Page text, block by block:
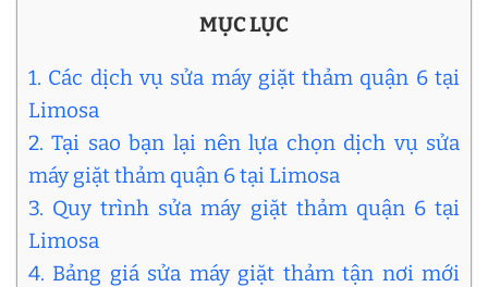
MỤC LỤC
1. Các dịch vụ sửa máy giặt thảm quận 6 tại
Limosa
2. Tại sao bạn lại nên lựa chọn dịch vụ sửa
máy giặt thảm quận 6 tại Limosa
3. Quy trình sửa máy giặt thảm quận 6 tại
Limosa
4. Bảng giá sửa máy giặt thảm tận nơi mới